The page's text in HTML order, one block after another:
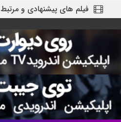
فیلم های پیشنهادی و مرتبط